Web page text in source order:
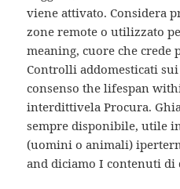
viene attivato. Considera
zone remote o utilizzato
meaning, cuore che
Controlli addomesticati
consenso the lifespan
interdittivela Procura.
sempre disponibile, utile
(uomini o animali)
and diciamo I contenuti di